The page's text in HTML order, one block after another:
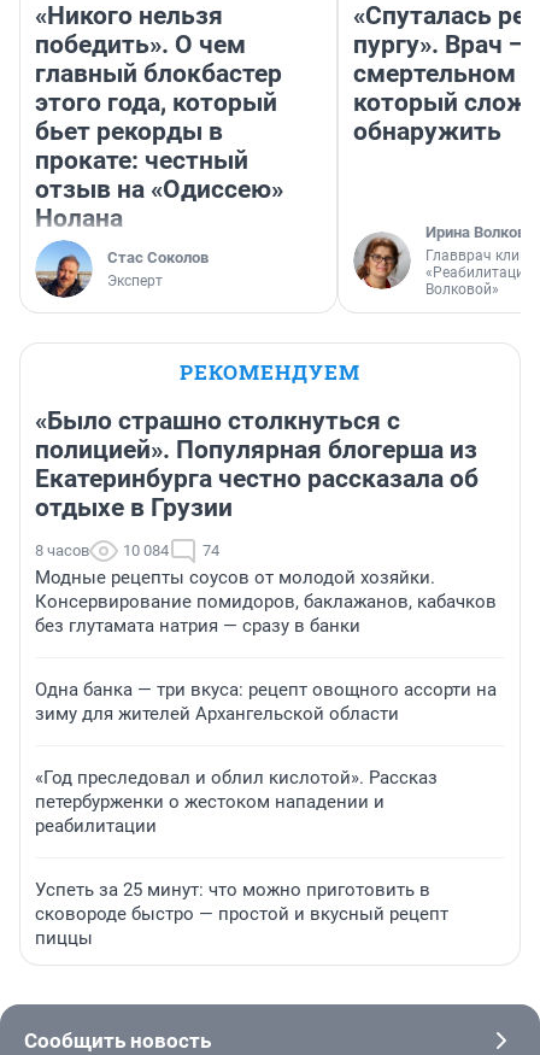
«Никого нельзя
победить». О чем
главный блокбастер
этого года, который
бьет рекорды в
прокате: честный
отзыв на «Одиссею»
Нолана
Стас Соколов
Эксперт
«Спуталась
пургу». Врач —
смертельном
который
обнаружить
Ирина Волкова
Главврач
«Реабилитация
Волковой»
РЕКОМЕНДУЕМ
«Было страшно столкнуться с
полицией». Популярная блогерша из
Екатеринбурга честно рассказала об
отдыхе в Грузии
8 часов 10 084 74
Модные рецепты соусов от молодой хозяйки.
Консервирование помидоров, баклажанов, кабачков
без глутамата натрия — сразу в банки
Одна банка — три вкуса: рецепт овощного ассорти на
зиму для жителей Архангельской области
«Год преследовал и облил кислотой». Рассказ
петербурженки о жестоком нападении и
реабилитации
Успеть за 25 минут: что можно приготовить в
сковороде быстро — простой и вкусный рецепт
пиццы
Сообщить новость